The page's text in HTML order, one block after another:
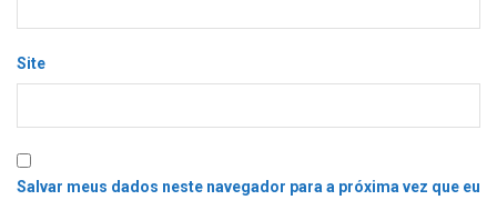
Site
Salvar meus dados neste navegador para a próxima vez que eu